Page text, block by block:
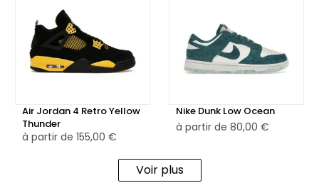
Air Jordan 4 Retro Yellow
Thunder
à partir de 155,00 €
Nike Dunk Low Ocean
à partir de 80,00 €
Voir plus